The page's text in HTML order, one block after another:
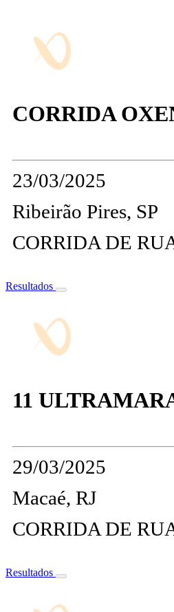
CORRIDA
23/03/2025
Ribeirão Pires, SP
CORRIDA DE
Resultados
11
29/03/2025
Macaé, RJ
CORRIDA DE
Resultados